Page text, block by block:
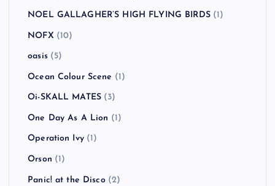
NOEL GALLAGHER’S HIGH FLYING BIRDS(1)
NOFX (10)
oasis(5)
Ocean Colour Scene (1)
Oi-SKALL MATES (3)
One Day As A Lion (1)
Operation Ivy(1)
Orson (1)
Panic! at the Disco(2)